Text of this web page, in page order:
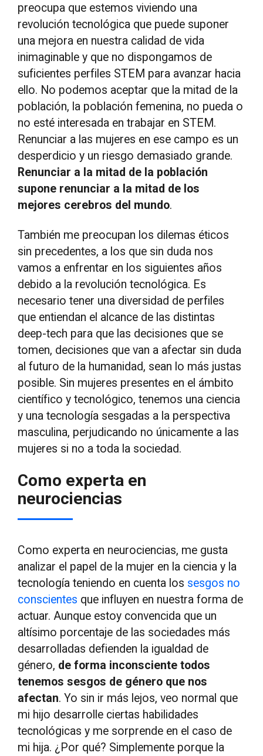
preocupa que estemos viviendo una
revolución tecnológica que puede suponer
una mejora en nuestra calidad de vida
inimaginable y que no dispongamos de
suficientes perfiles STEM para avanzar hacia
ello. No podemos aceptar que la mitad de la
población, la población femenina, no pueda o
no esté interesada en trabajar en STEM.
Renunciar a las mujeres en ese campo es un
desperdicio y un riesgo demasiado grande.
Renunciar a la mitad de la población
supone renunciar a la mitad de los
mejores cerebros del mundo.
También me preocupan los dilemas éticos
sin precedentes, a los que sin duda nos
vamos a enfrentar en los siguientes años
debido a la revolución tecnológica. Es
necesario tener una diversidad de perfiles
que entiendan el alcance de las distintas
deep-tech para que las decisiones que se
tomen, decisiones que van a afectar sin duda
al futuro de la humanidad, sean lo más justas
posible. Sin mujeres presentes en el ámbito
científico y tecnológico, tenemos una ciencia
y una tecnología sesgadas a la perspectiva
masculina, perjudicando no únicamente a las
mujeres si no a toda la sociedad.
Como experta en
neurociencias
Como experta en neurociencias, me gusta
analizar el papel de la mujer en la ciencia y la
tecnología teniendo en cuenta los sesgos no
conscientes que influyen en nuestra forma de
actuar. Aunque estoy convencida que un
altísimo porcentaje de las sociedades más
desarrolladas defienden la igualdad de
género, de forma inconsciente todos
tenemos sesgos de género que nos
afectan. Yo sin ir más lejos, veo normal que
mi hijo desarrolle ciertas habilidades
tecnológicas y me sorprende en el caso de
mi hija. ¿Por qué? Simplemente porque la